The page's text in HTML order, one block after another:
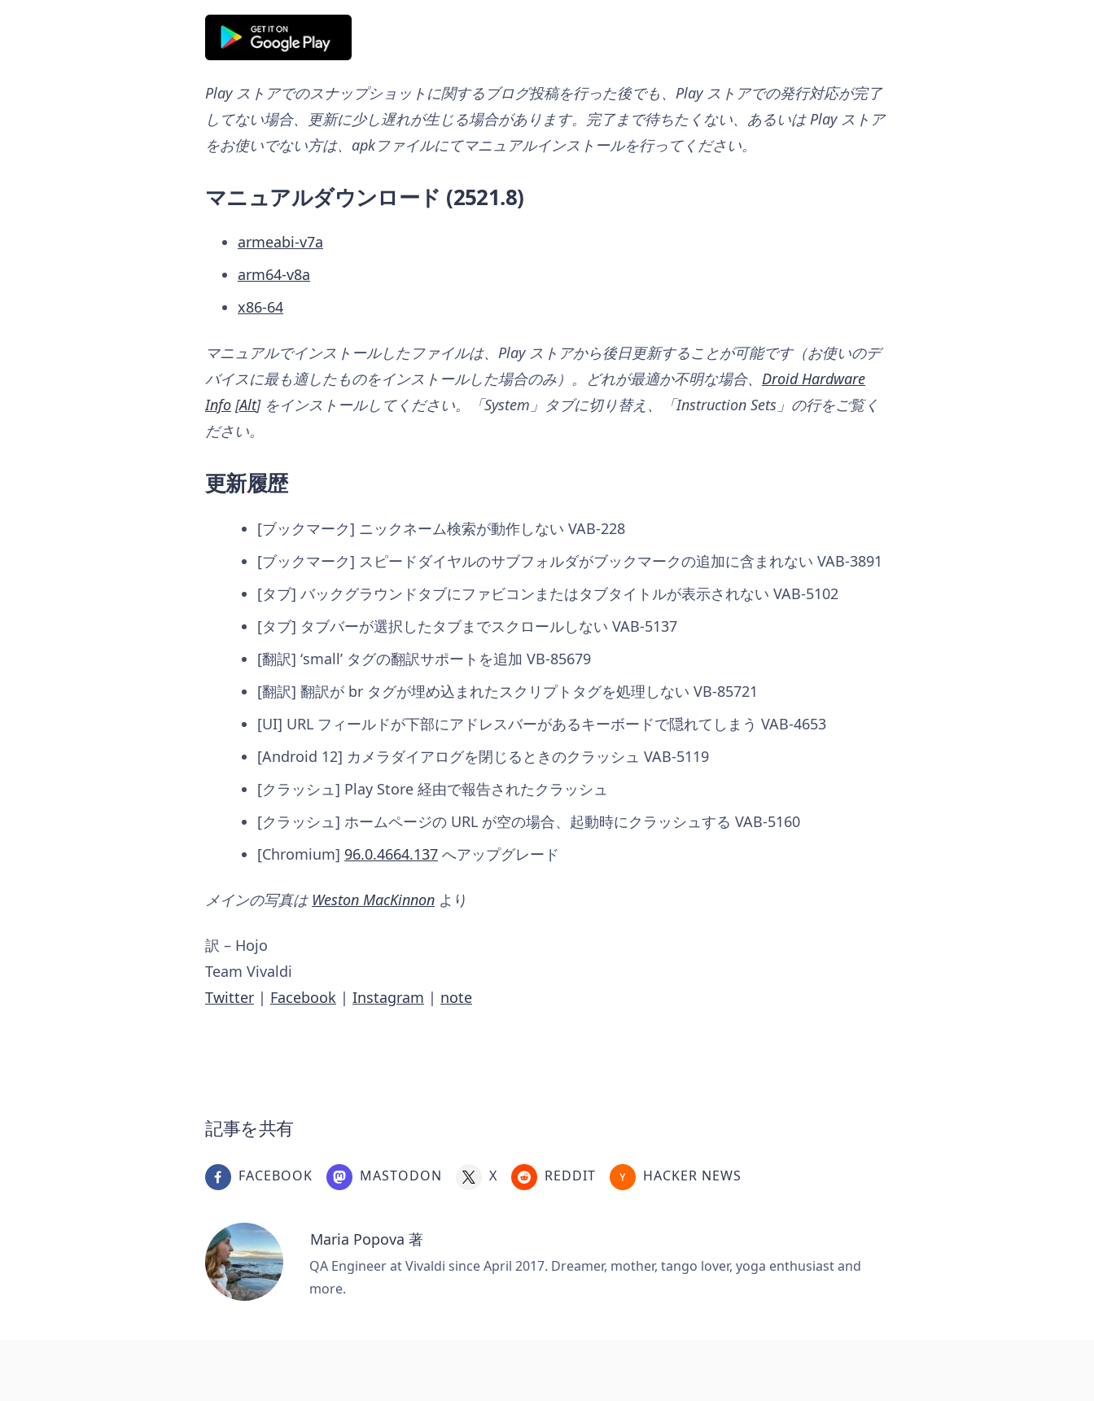
Play ストアでのスナップショットに関するブログ投稿を行った後でも、Play ストアでの発行対応が完了
してない場合、更新に少し遅れが生じる場合があります。完了まで待ちたくない、あるいは Play ストア
をお使いでない方は、apkファイルにてマニュアルインストールを行ってください。
マニュアルダウンロード (2521.8)
armeabi-v7a
arm64-v8a
x86-64
マニュアルでインストールしたファイルは、Play ストアから後日更新することが可能です（お使いのデ
バイスに最も適したものをインストールした場合のみ）。どれが最適か不明な場合、 Droid Hardware
Info [Alt] をインストールしてください。「System」タブに切り替え、「Instruction Sets」の行をご覧く
ださい。
更新履歴
[ブックマーク] ニックネーム検索が動作しない VAB-228
[ブックマーク] スピードダイヤルのサブフォルダがブックマークの追加に含まれない VAB-3891
[タブ] バックグラウンドタブにファビコンまたはタブタイトルが表示されない VAB-5102
[タブ] タブバーが選択したタブまでスクロールしない VAB-5137
[翻訳] ‘small’ タグの翻訳サポートを追加 VB-85679
[翻訳] 翻訳が br タグが埋め込まれたスクリプトタグを処理しない VB-85721
[UI] URL フィールドが下部にアドレスバーがあるキーボードで隠れてしまう VAB-4653
[Android 12] カメラダイアログを閉じるときのクラッシュ VAB-5119
[クラッシュ] Play Store 経由で報告されたクラッシュ
[クラッシュ] ホームページの URL が空の場合、起動時にクラッシュする VAB-5160
[Chromium] 96.0.4664.137 へアップグレード
メインの写真は Weston MacKinnon より
訳 – Hojo
Team Vivaldi
Twitter | Facebook | Instagram | note
記事を共有
FACEBOOK MASTODON X REDDIT HACKER NEWS
Maria Popova 著
QA Engineer at Vivaldi since April 2017. Dreamer, mother, tango lover, yoga enthusiast and
more.